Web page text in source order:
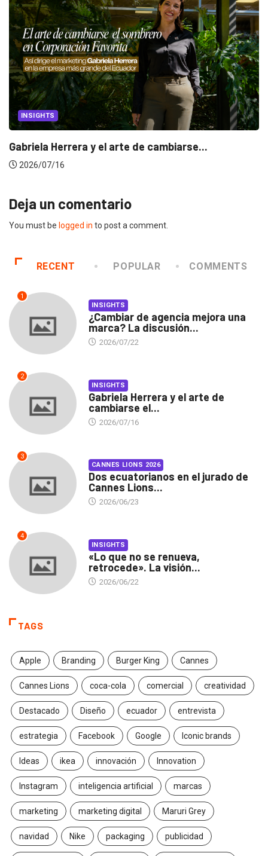
INSIGHTS
Gabriela Herrera y el arte de cambiarse...
2026/07/16
Deja un comentario
You must be logged in to post a comment.
RECENT POPULAR COMMENTS
1
INSIGHTS
¿Cambiar de agencia mejora una
marca? La discusión...
2026/07/22
2
INSIGHTS
Gabriela Herrera y el arte de
cambiarse el...
2026/07/16
3
CANNES LIONS 2026
Dos ecuatorianos en el jurado de
Cannes Lions...
2026/06/23
4
INSIGHTS
«Lo que no se renueva,
retrocede». La visión...
2026/06/22
TAGS
Apple Branding Burger King Cannes
Cannes Lions coca-cola comercial creatividad
Destacado Diseño ecuador entrevista
estrategia Facebook Google Iconic brands
Ideas ikea innovación Innovation
Instagram inteligencia artificial marcas
marketing marketing digital Maruri Grey
navidad Nike packaging publicidad